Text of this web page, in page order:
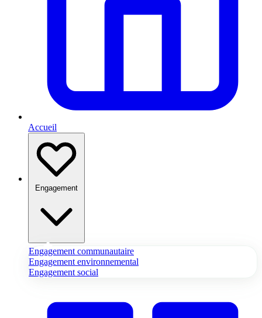
Accueil
Engagement
Engagement communautaire
Engagement environnemental
Engagement social